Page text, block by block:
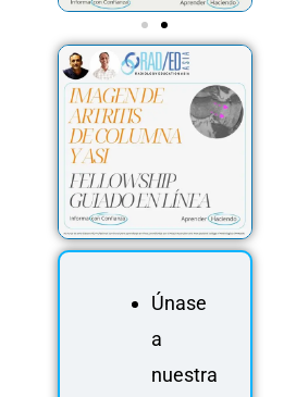
Únase
a
nuestra